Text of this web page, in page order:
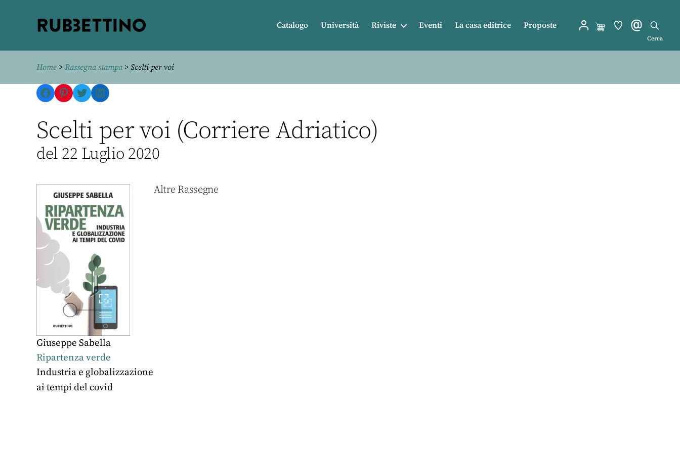
Catalogo Università Riviste Eventi La casa editrice Proposte
Cerca
Home > Rassegna stampa> Scelti per voi
Facebook
Pinterest
TwitterLinkedIn
Scelti per voi (Corriere Adriatico)
del 22 Luglio 2020
Giuseppe Sabella
Ripartenza verde
Industria e globalizzazione
ai tempi del covid
Altre Rassegne